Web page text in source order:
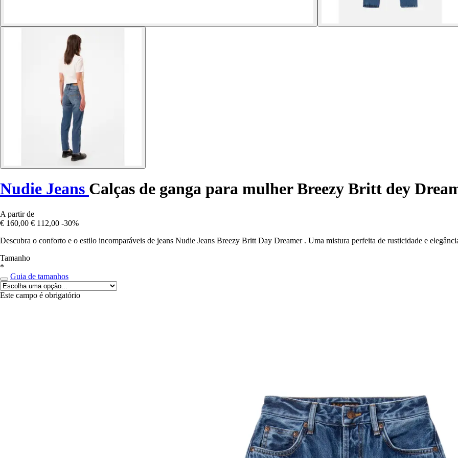
Nudie Jeans Calças de ganga para mulher Breezy Britt dey
A partir de
€ 160,00 € 112,00 -30%
Descubra o conforto e o estilo incomparáveis de jeans Nudie Jeans Breezy Britt Day Dreamer . Uma mistura perfeita de rusticidade e
Tamanho
*
Guia de tamanhos
Este campo é obrigatório